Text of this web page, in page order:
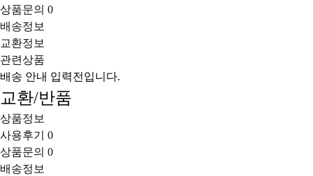
상품문의 0
배송정보
교환정보
관련상품
배송 안내 입력전입니다.
교환/반품
상품정보
사용후기 0
상품문의 0
배송정보